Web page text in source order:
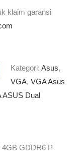
klaim garansi
Kategori: Asus,
VGA, VGA Asus
ASUS Dual
4GB GDDR6 P